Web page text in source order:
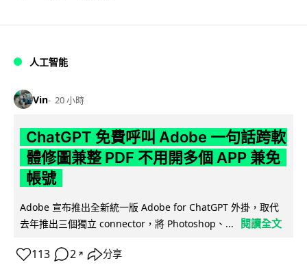
人工智能
Vin 20 小時
ChatGPT 免費呼叫 Adobe 一句話跨軟
體修圖兼整 PDF 不用開多個 APP 兼免
帳號
Adobe 宣布推出全新統一版 Adobe for ChatGPT 外掛，取代
去年推出三個獨立 connector，將 Photoshop、...
閱讀全文
113 2 ↗ 分享